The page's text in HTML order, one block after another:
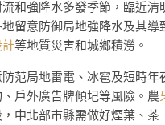
和強降水多發季節，臨近清
留意防御局地強降水及其導
等地質災害和城鄉積澇。
范局地雷電、冰雹及短時年
戶外廣告牌傾圮等風險。農
中北部市縣需做好煙葉、茶